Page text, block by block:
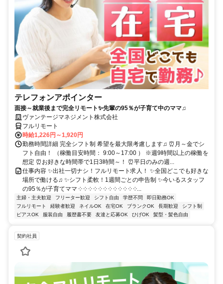
テレフォンアポインター
面接～就業後まで完全リモート✨先輩の95％が子育て中のママ♫
ヴァンテージマネジメント株式会社
フルリモート
時給1,226円～1,920円
勤務時間詳細 完全シフト制 希望を最大限考慮します♫ ⏰月～金でシ
フト自由！ （稼働目安時間： 9:00～17:00 ） ※週9時間以上の稼働を
想定 ⏰お好きな時間帯で1日3時間～！ ⏰平日のみの週...
仕事内容 ✨出社一切ナシ！フルリモート求人！ ✨全国どこでも好きな
場所で働ける♫ ✨シフト柔軟！1週間ごとの申告制 ✨今いるスタッフ
の95％が子育てママ ༶ ༶ ༶ ༶ ༶ ༶ ༶ ༶ ༶ ༶ ༶ ༶...
主婦・主夫歓迎 フリーター歓迎 シフト自由 学歴不問
即日勤務OK
フルリモート
経験者歓迎 ネイルOK 在宅OK ブランクOK 長期歓迎
シフト制
ピアスOK
服装自由 履歴書不要 友達と応募OK ひげOK 髪型・髪色自由
契約社員